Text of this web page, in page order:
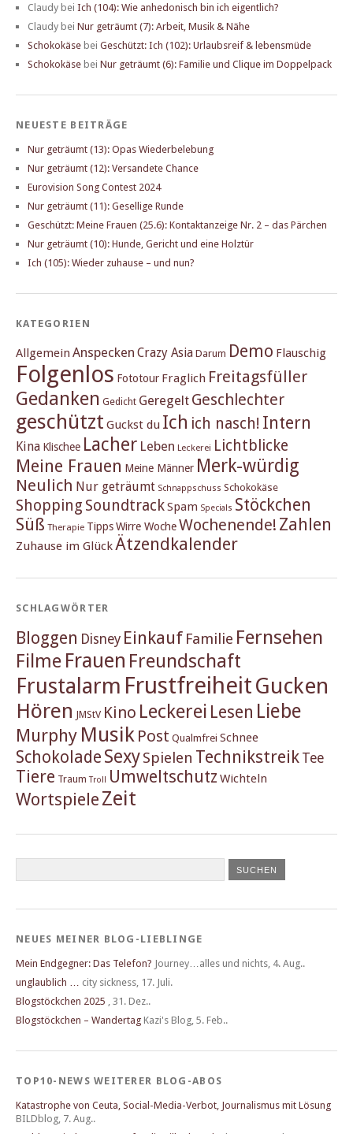
Claudy bei Ich (104): Wie anhedonisch bin ich eigentlich?
Claudy bei Nur geträumt (7): Arbeit, Musik & Nähe
Schokokäse bei Geschützt: Ich (102): Urlaubsreif & lebensmüde
Schokokäse bei Nur geträumt (6): Familie und Clique im Doppelpack
NEUESTE BEITRÄGE
Nur geträumt (13): Opas Wiederbelebung
Nur geträumt (12): Versandete Chance
Eurovision Song Contest 2024
Nur geträumt (11): Gesellige Runde
Geschützt: Meine Frauen (25.6): Kontaktanzeige Nr. 2 – das Pärchen
Nur geträumt (10): Hunde, Gericht und eine Holztür
Ich (105): Wieder zuhause – und nun?
KATEGORIEN
Allgemein Anspecken Crazy Asia Darum Demo Flauschig
Folgenlos Fototour Fraglich Freitagsfüller
Gedanken Gedicht Geregelt Geschlechter
geschützt Guckst du Ich ich nasch! Intern
Kina Klischee Lacher Leben Leckerei Lichtblicke
Meine Frauen Meine Männer Merk-würdig
Neulich Nur geträumt Schnappschuss Schokokäse
Shopping SoundtrackSpam Specials Stöckchen
Süß Therapie TippsWirre WocheWochenende! Zahlen
Zuhause im Glück Ätzendkalender
SCHLAGWÖRTER
Bloggen Disney Einkauf Familie Fernsehen
Filme Frauen Freundschaft
Frustalarm FrustfreiheitGucken
Hören JMStV Kino Leckerei Lesen Liebe
Murphy Musik Post Qualmfrei Schnee
Schokolade SexySpielen Technikstreik Tee
Tiere Traum Troll Umweltschutz Wichteln
Wortspiele Zeit
NEUES MEINER BLOG-LIEBLINGE
Mein Endgegner: Das Telefon? Journey…alles und nichts 4. Aug..
unglaublich …
city sickness 17. Juli.
Blogstöckchen 2025
31. Dez..
Blogstöckchen – Wandertag Kazi's Blog 5. Feb..
TOP10-NEWS WEITERER BLOG-ABOS
Katastrophe von Ceuta, Social-Media-Verbot, Journalismus mit Lösung
BILDblog 7. Aug..